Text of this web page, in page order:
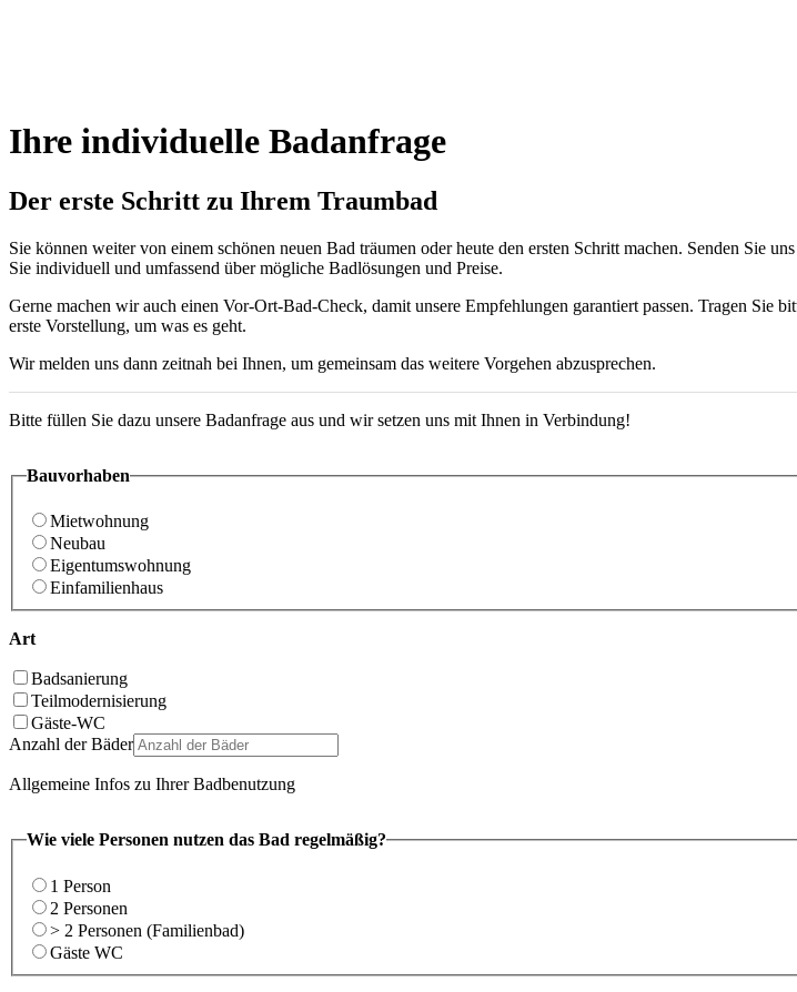
Ihre individuelle Badanfrage
Der erste Schritt zu Ihrem Traumbad
Sie können weiter von einem schönen neuen Bad träumen oder heute den ersten Schritt machen. Senden
Sie individuell und umfassend über mögliche Badlösungen und Preise.
Gerne machen wir auch einen Vor-Ort-Bad-Check, damit unsere Empfehlungen garantiert passen. Tragen
erste Vorstellung, um was es geht.
Wir melden uns dann zeitnah bei Ihnen, um gemeinsam das weitere Vorgehen abzusprechen.
Bitte füllen Sie dazu unsere Badanfrage aus und wir setzen uns mit Ihnen in Verbindung!
Bauvorhaben
Mietwohnung
Neubau
Eigentumswohnung
Einfamilienhaus
Art
Badsanierung
Teilmodernisierung
Gäste-WC
Anzahl der Bäder
Allgemeine Infos zu Ihrer Badbenutzung
Wie viele Personen nutzen das Bad regelmäßig?
1 Person
2 Personen
> 2 Personen (Familienbad)
Gäste WC